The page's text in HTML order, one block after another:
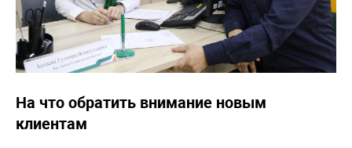
На что обратить внимание новым
клиентам